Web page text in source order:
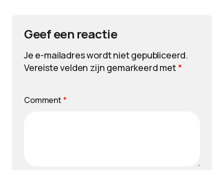
Geef een reactie
Je e-mailadres wordt niet gepubliceerd.
Vereiste velden zijn gemarkeerd met*
Comment *